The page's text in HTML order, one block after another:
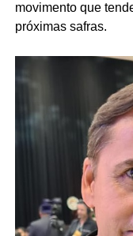
movimento que
próximas safras.